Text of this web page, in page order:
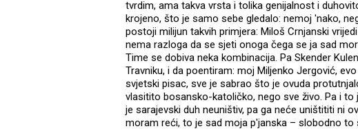
tvrdim, ama takva vrsta i tolika genijalnost i
krojeno, što je samo sebe gledalo: nemoj 'nako,
postoji milijun takvih primjera: Miloš Crnjanski
nema razloga da se sjeti onoga čega se ja sad
Time se dobiva neka kombinacija. Pa Skender
Travniku, i da poentiram: moj Miljenko Jergović,
svjetski pisac, sve je sabrao što je ovuda
vlasitito bosansko-katoličko, nego sve živo. Pa i
je sarajevski duh neuništiv, pa ga neće uništititi ni
moram reći, to je sad moja p'janska – slobodno